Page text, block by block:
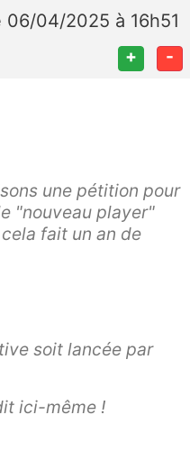
06/04/2025 à 16h51
+ -
une pétition pour
"nouveau player"
fait un an de
soit lancée par
ici-même !